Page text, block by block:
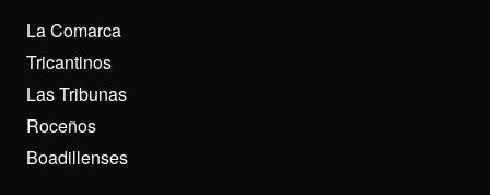
La Comarca
Tricantinos
Las Tribunas
Roceños
Boadillenses